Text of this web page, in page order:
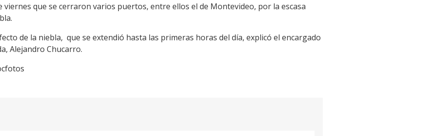
viernes que se cerraron varios puertos, entre ellos el de Montevideo, por la escasa
de la niebla, que se extendió hasta las primeras horas del día, explicó el encargado
Alejandro Chucarro.